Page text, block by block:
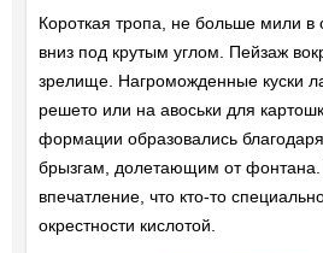
Короткая тропа, не больше мили в
вниз под крутым углом. Пейзаж
зрелище. Нагроможденные куски
решето или на авоськи для
формации образовались
брызгам, долетающим от фонтана.
впечатление, что кто-то
окрестности кислотой.